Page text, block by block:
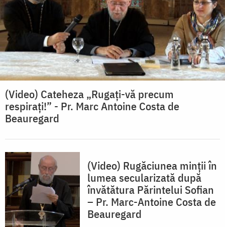
(Video) Cateheza „Rugați-vă precum
respirați!” - Pr. Marc Antoine Costa de
Beauregard
(Video) Rugăciunea minții în
lumea secularizată după
învătătura Părintelui Sofian
– Pr. Marc-Antoine Costa de
Beauregard